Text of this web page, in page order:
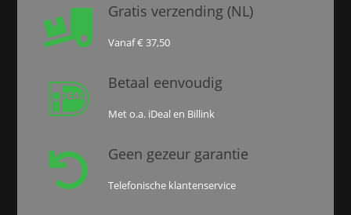
 Gratis verzending (NL)
Vanaf € 37,50
 Betaal eenvoudig
Met o.a. iDeal en Billink
 Geen gezeur garantie
Telefonische klantenservice